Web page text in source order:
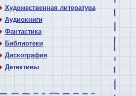
Художественная литература
Аудиокниги
Фантастика
Библиотеки
Дискография
Детективы